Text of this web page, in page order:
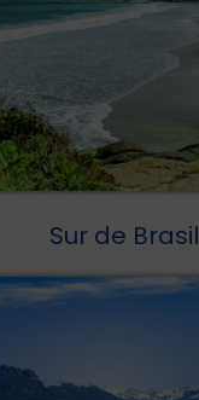
Sur de Brasil